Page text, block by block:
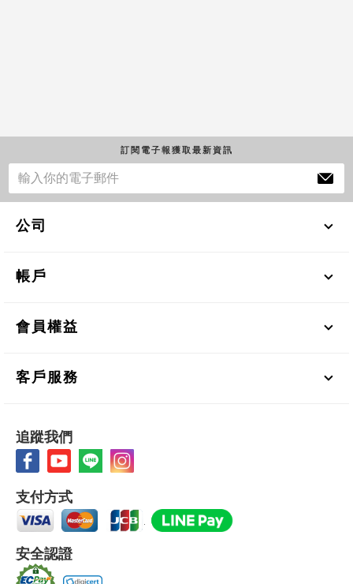
訂閱電子報獲取最新資訊
公司
帳戶
會員權益
客戶服務
追蹤我們
支付方式
安全認證